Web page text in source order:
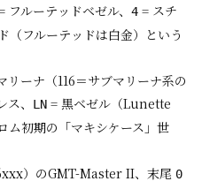
フルーテッドベゼル、4 = スチ
（フルーテッドは白金）という
ーナ（116＝サブマリーナ系の
、 LN = 黒ベゼル（Lunette
ム初期の「マキシケース」世
）のGMT-Master II、末尾 0